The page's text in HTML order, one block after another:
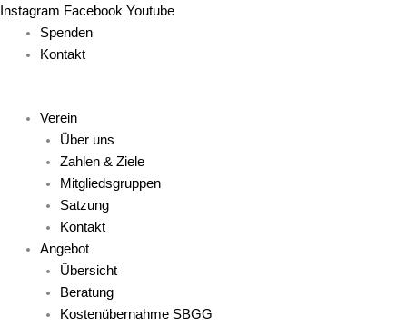
Zum
Inhalt
springen
Instagram Facebook Youtube
Main
Menu
Spenden
Kontakt
Main
Menu
Verein
Über uns
Zahlen & Ziele
Mitgliedsgruppen
Satzung
Kontakt
Angebot
Übersicht
Beratung
Kostenübernahme SBGG
Main
Menu
Main
Menu
Main
Menu